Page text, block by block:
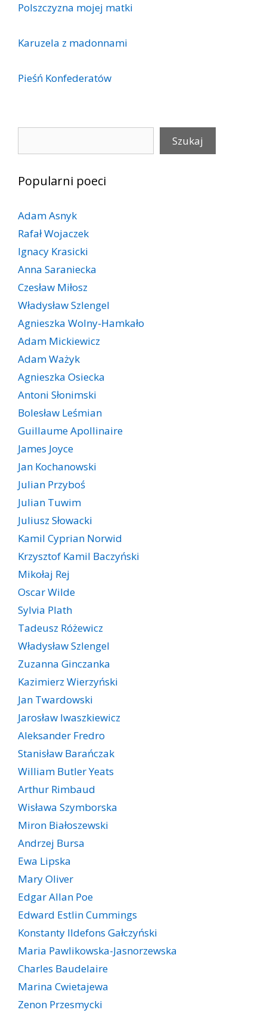
Polszczyzna mojej matki
Karuzela z madonnami
Pieśń Konfederatów
Szukaj
Popularni poeci
Adam Asnyk
Rafał Wojaczek
Ignacy Krasicki
Anna Saraniecka
Czesław Miłosz
Władysław Szlengel
Agnieszka Wolny-Hamkało
Adam Mickiewicz
Adam Ważyk
Agnieszka Osiecka
Antoni Słonimski
Bolesław Leśmian
Guillaume Apollinaire
James Joyce
Jan Kochanowski
Julian Przyboś
Julian Tuwim
Juliusz Słowacki
Kamil Cyprian Norwid
Krzysztof Kamil Baczyński
Mikołaj Rej
Oscar Wilde
Sylvia Plath
Tadeusz Różewicz
Władysław Szlengel
Zuzanna Ginczanka
Kazimierz Wierzyński
Jan Twardowski
Jarosław Iwaszkiewicz
Aleksander Fredro
Stanisław Barańczak
William Butler Yeats
Arthur Rimbaud
Wisława Szymborska
Miron Białoszewski
Andrzej Bursa
Ewa Lipska
Mary Oliver
Edgar Allan Poe
Edward Estlin Cummings
Konstanty Ildefons Gałczyński
Maria Pawlikowska-Jasnorzewska
Charles Baudelaire
Marina Cwietajewa
Zenon Przesmycki